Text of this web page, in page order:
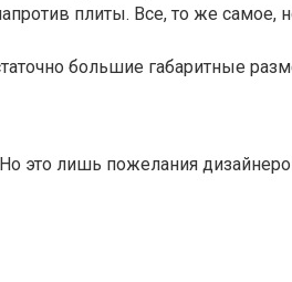
плиты. Все, то же самое,
большие габаритные
это лишь пожелания